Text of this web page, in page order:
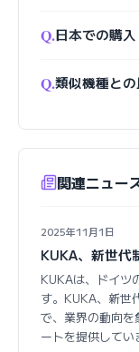
Q.日本での購
Q.類似機種との
関連ニュー
2025年11月1日
KUKA、新世代
KUKAは、ドイツ
す。KUKA、新世
で、業界の動向
ートを提供してい